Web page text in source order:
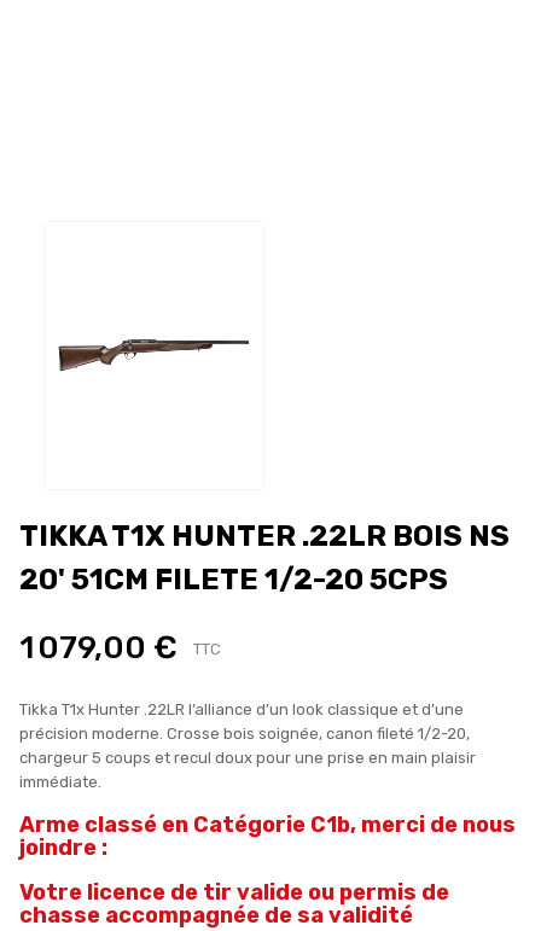
TIKKA T1X HUNTER .22LR BOIS NS
20' 51CM FILETE 1/2-20 5CPS
1 079,00 € TTC
Tikka T1x Hunter .22LR l’alliance d’un look classique et d’une
précision moderne. Crosse bois soignée, canon fileté 1/2-20,
chargeur 5 coups et recul doux pour une prise en main plaisir
immédiate.
Arme classé en Catégorie C1b, merci de nous
joindre :
Votre licence de tir valide ou permis de
chasse accompagnée de sa validité